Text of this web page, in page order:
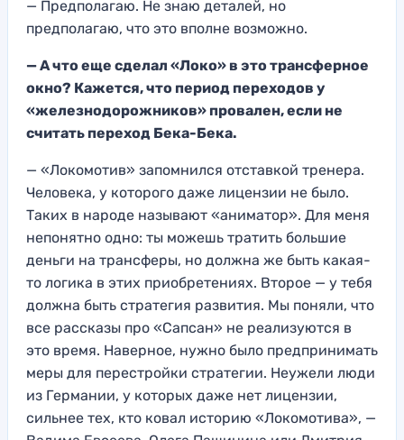
— Предполагаю. Не знаю деталей, но
предполагаю, что это вполне возможно.
— А что еще сделал «Локо» в это трансферное
окно? Кажется, что период переходов у
«железнодорожников» провален, если не
считать переход Бека-Бека.
— «Локомотив» запомнился отставкой тренера.
Человека, у которого даже лицензии не было.
Таких в народе называют «аниматор». Для меня
непонятно одно: ты можешь тратить большие
деньги на трансферы, но должна же быть какая-
то логика в этих приобретениях. Второе — у тебя
должна быть стратегия развития. Мы поняли, что
все рассказы про «Сапсан» не реализуются в
это время. Наверное, нужно было предпринимать
меры для перестройки стратегии. Неужели люди
из Германии, у которых даже нет лицензии,
сильнее тех, кто ковал историю «Локомотива», —